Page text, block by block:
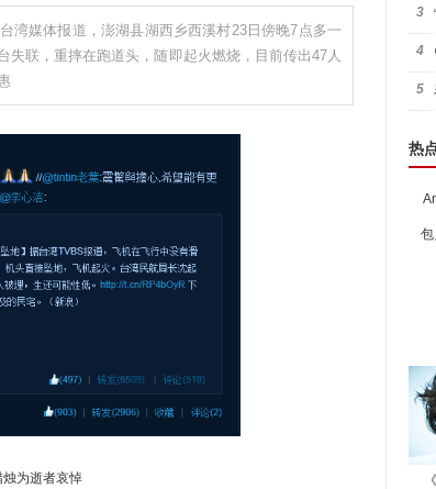
媒体报道，澎湖县湖西乡西溪村23日傍晚7点多一
联，重摔在跑道头，随即起火燃烧，目前传出47人
为逝者哀悼
3
4
5
热
包